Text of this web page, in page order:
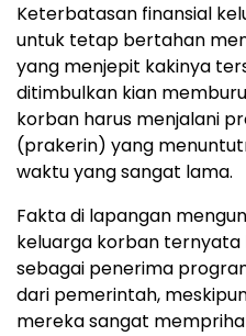
​Keterbatasan finansial
untuk tetap bertahan
yang menjepit kakinya
ditimbulkan kian
korban harus menjalani
(prakerin) yang
waktu yang sangat lama.
​Fakta di lapangan
keluarga korban
sebagai penerima
dari pemerintah,
mereka sangat